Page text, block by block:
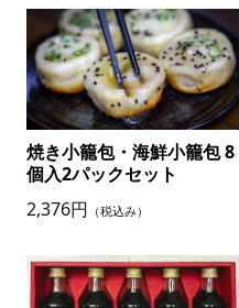
焼き小籠包・海鮮小籠包 8
個入2パックセット
2,376円 （税込み）